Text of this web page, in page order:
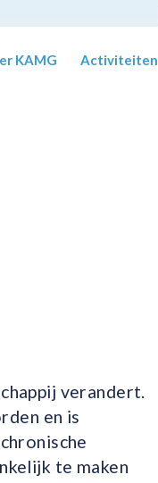
KAMG Activiteiten
verandert.
en is
te maken